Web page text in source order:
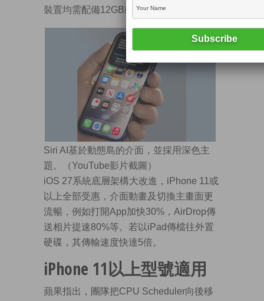
裝置均需配備12GB或以上記憶體。
Siri AI基於動態島的介面，並採用深色主
題。（YouTube影片截圖）
iOS 27系統底層架構大改進，iPhone 11或
以上全部受惠，介面動畫及切換主畫面更
流暢，例如打開App加快30%，AirDrop傳
送相片提速80%等。若以iPad傳檔往外置
硬碟，其傳輸速度快達5倍。
iPhone 11以上型號適用
蘋果指出，團隊把CPU Scheduler向後移